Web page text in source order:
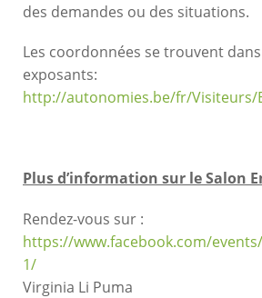
des demandes ou des situations.
Les coordonnées se trouvent
exposants:
http://autonomies.be/fr/Visiteurs/
Plus d’information sur le Salon
Rendez-vous sur :
https://www.facebook.com/
1/
Virginia Li Puma